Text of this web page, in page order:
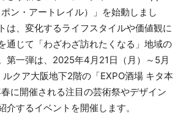
ン・アートレイル）」を始動しまし
は、変化するライフスタイルや価値観に
通じて「わざわざ訪れたくなる」地域の
第一弾は、2025年4月21日（月）～5月
クア大阪地下2階の「EXPO酒場 キタ本
に開催される注目の芸術祭やデザイン
介するイベントを開催します。